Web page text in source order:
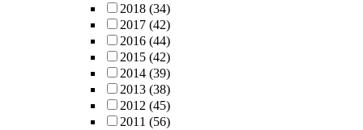
2018 (34)
2017 (42)
2016 (44)
2015 (42)
2014 (39)
2013 (38)
2012 (45)
2011 (56)